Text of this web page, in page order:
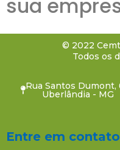
sua
© 2022
Todos os
Rua Santos Dumont,
Uberlândia - MG
Entre em contato